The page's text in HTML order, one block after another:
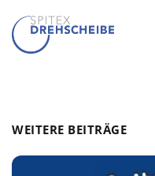
WEITERE BEITRÄGE